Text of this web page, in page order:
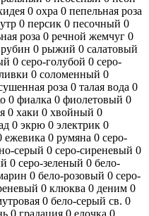
0 охра 0 пепельная роза
0 персик 0 песочный 0
роза 0 речной жемчуг 0
рубин 0 рыжий 0 салатовый
0 серо-голубой 0 серо-
0 соломенный 0
роза 0 талая вода 0
0 фиалка 0 фиолетовый 0
0 хаки 0 хвойный 0
0 экрю 0 электрик 0
ежевика 0 румяна 0 серо-
серый 0 серо-сиреневый 0
0 серо-зеленый 0 бело-
0 бело-розовый 0 серо-
0 клюква 0 деним 0
0 бело-серый св. 0
0 градация 0 елочка 0